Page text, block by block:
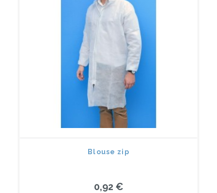
Blouse zip
0,92 €